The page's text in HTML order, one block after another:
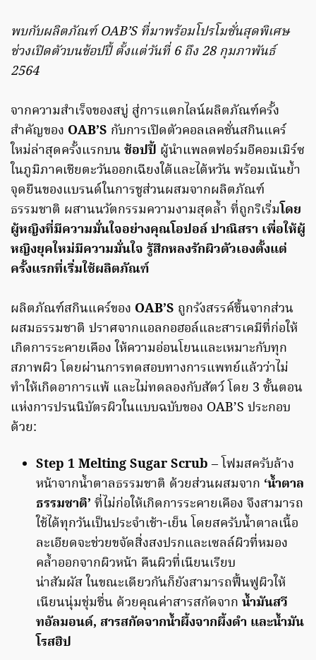
พบกับผลิตภัณฑ์ OAB’S ที่มาพร้อมโปรโมชั่นสุดพิเศษ
ช่วงเปิดตัวบนช้อปปี้ ตั้งแต่วันที่ 6 ถึง 28 กุมภาพันธ์
2564
จากความสำเร็จของสบู่ สู่การแตกไลน์ผลิตภัณฑ์ครั้ง
สำคัญของ OAB’S กับการเปิดตัวคอลเลคชั่นสกินแคร์
ใหม่ล่าสุดครั้งแรกบนช้อปปี้ ผู้นำแพลตฟอร์มอีคอมเมิร์ซ
ในภูมิภาคเชียตะวันออกเฉียงใต้และไต้หวัน พร้อมเน้นย้ำ
จุดยืนของแบรนด์ในการชูส่วนผสมจากผลิตภัณฑ์
ธรรมชาติ ผสานนวัตกรรมความงามสุดล้ำ ที่ถูกริเริ่มโดย
ผู้หญิงที่มีความมั่นใจอย่างคุณโอปอล์ ปาณิสรา เพื่อให้ผู้
หญิงยุคใหม่มีความมั่นใจ รู้สึกหลงรักผิวตัวเองตั้งแต่
ครั้งแรกที่เริ่มใช้ผลิตภัณฑ์
ผลิตภัณฑ์สกินแคร์ของ OAB’S ถูกรังสรรค์ขึ้นจากส่วน
ผสมธรรมชาติ ปราศจากแอลกอฮอล์และสารเคมีที่ก่อให้
เกิดการระคายเคือง ให้ความอ่อนโยนและเหมาะกับทุก
สภาพผิว โดยผ่านการทดสอบทางการแพทย์แล้วว่าไม่
ทำให้เกิดอาการแพ้ และไม่ทดลองกับสัตว์ โดย 3 ขั้นตอน
แห่งการปรนนิบัตรผิวในแบบฉบับของ OAB’S ประกอบ
ด้วย:
Step 1 Melting Sugar Scrub – โฟมสครับล้าง
หน้าจากน้ำตาลธรรมชาติ ด้วยส่วนผสมจาก ‘น้ำตาล
ธรรมชาติ’ ที่ไม่ก่อให้เกิดการระคายเคือง จึงสามารถ
ใช้ได้ทุกวันเป็นประจำเช้า-เย็น โดยสครับน้ำตาลเนื้อ
ละเอียดจะช่วยขจัดสิ่งสงปรกและเซลล์ผิวที่หมอง
คล้ำออกจากผิวหน้า คืนผิวที่เนียนเรียบ
น่าสัมผัส ในขณะเดียวกันก็ยังสามารถฟื้นฟูผิวให้
เนียนนุ่มชุ่มชื่น ด้วยคุณค่าสารสกัดจาก น้ำมันสวี
ทอัลมอนด์, สารสกัดจากน้ำผึ้งจากผึ้งดำ และน้ำมัน
โรสฮิป